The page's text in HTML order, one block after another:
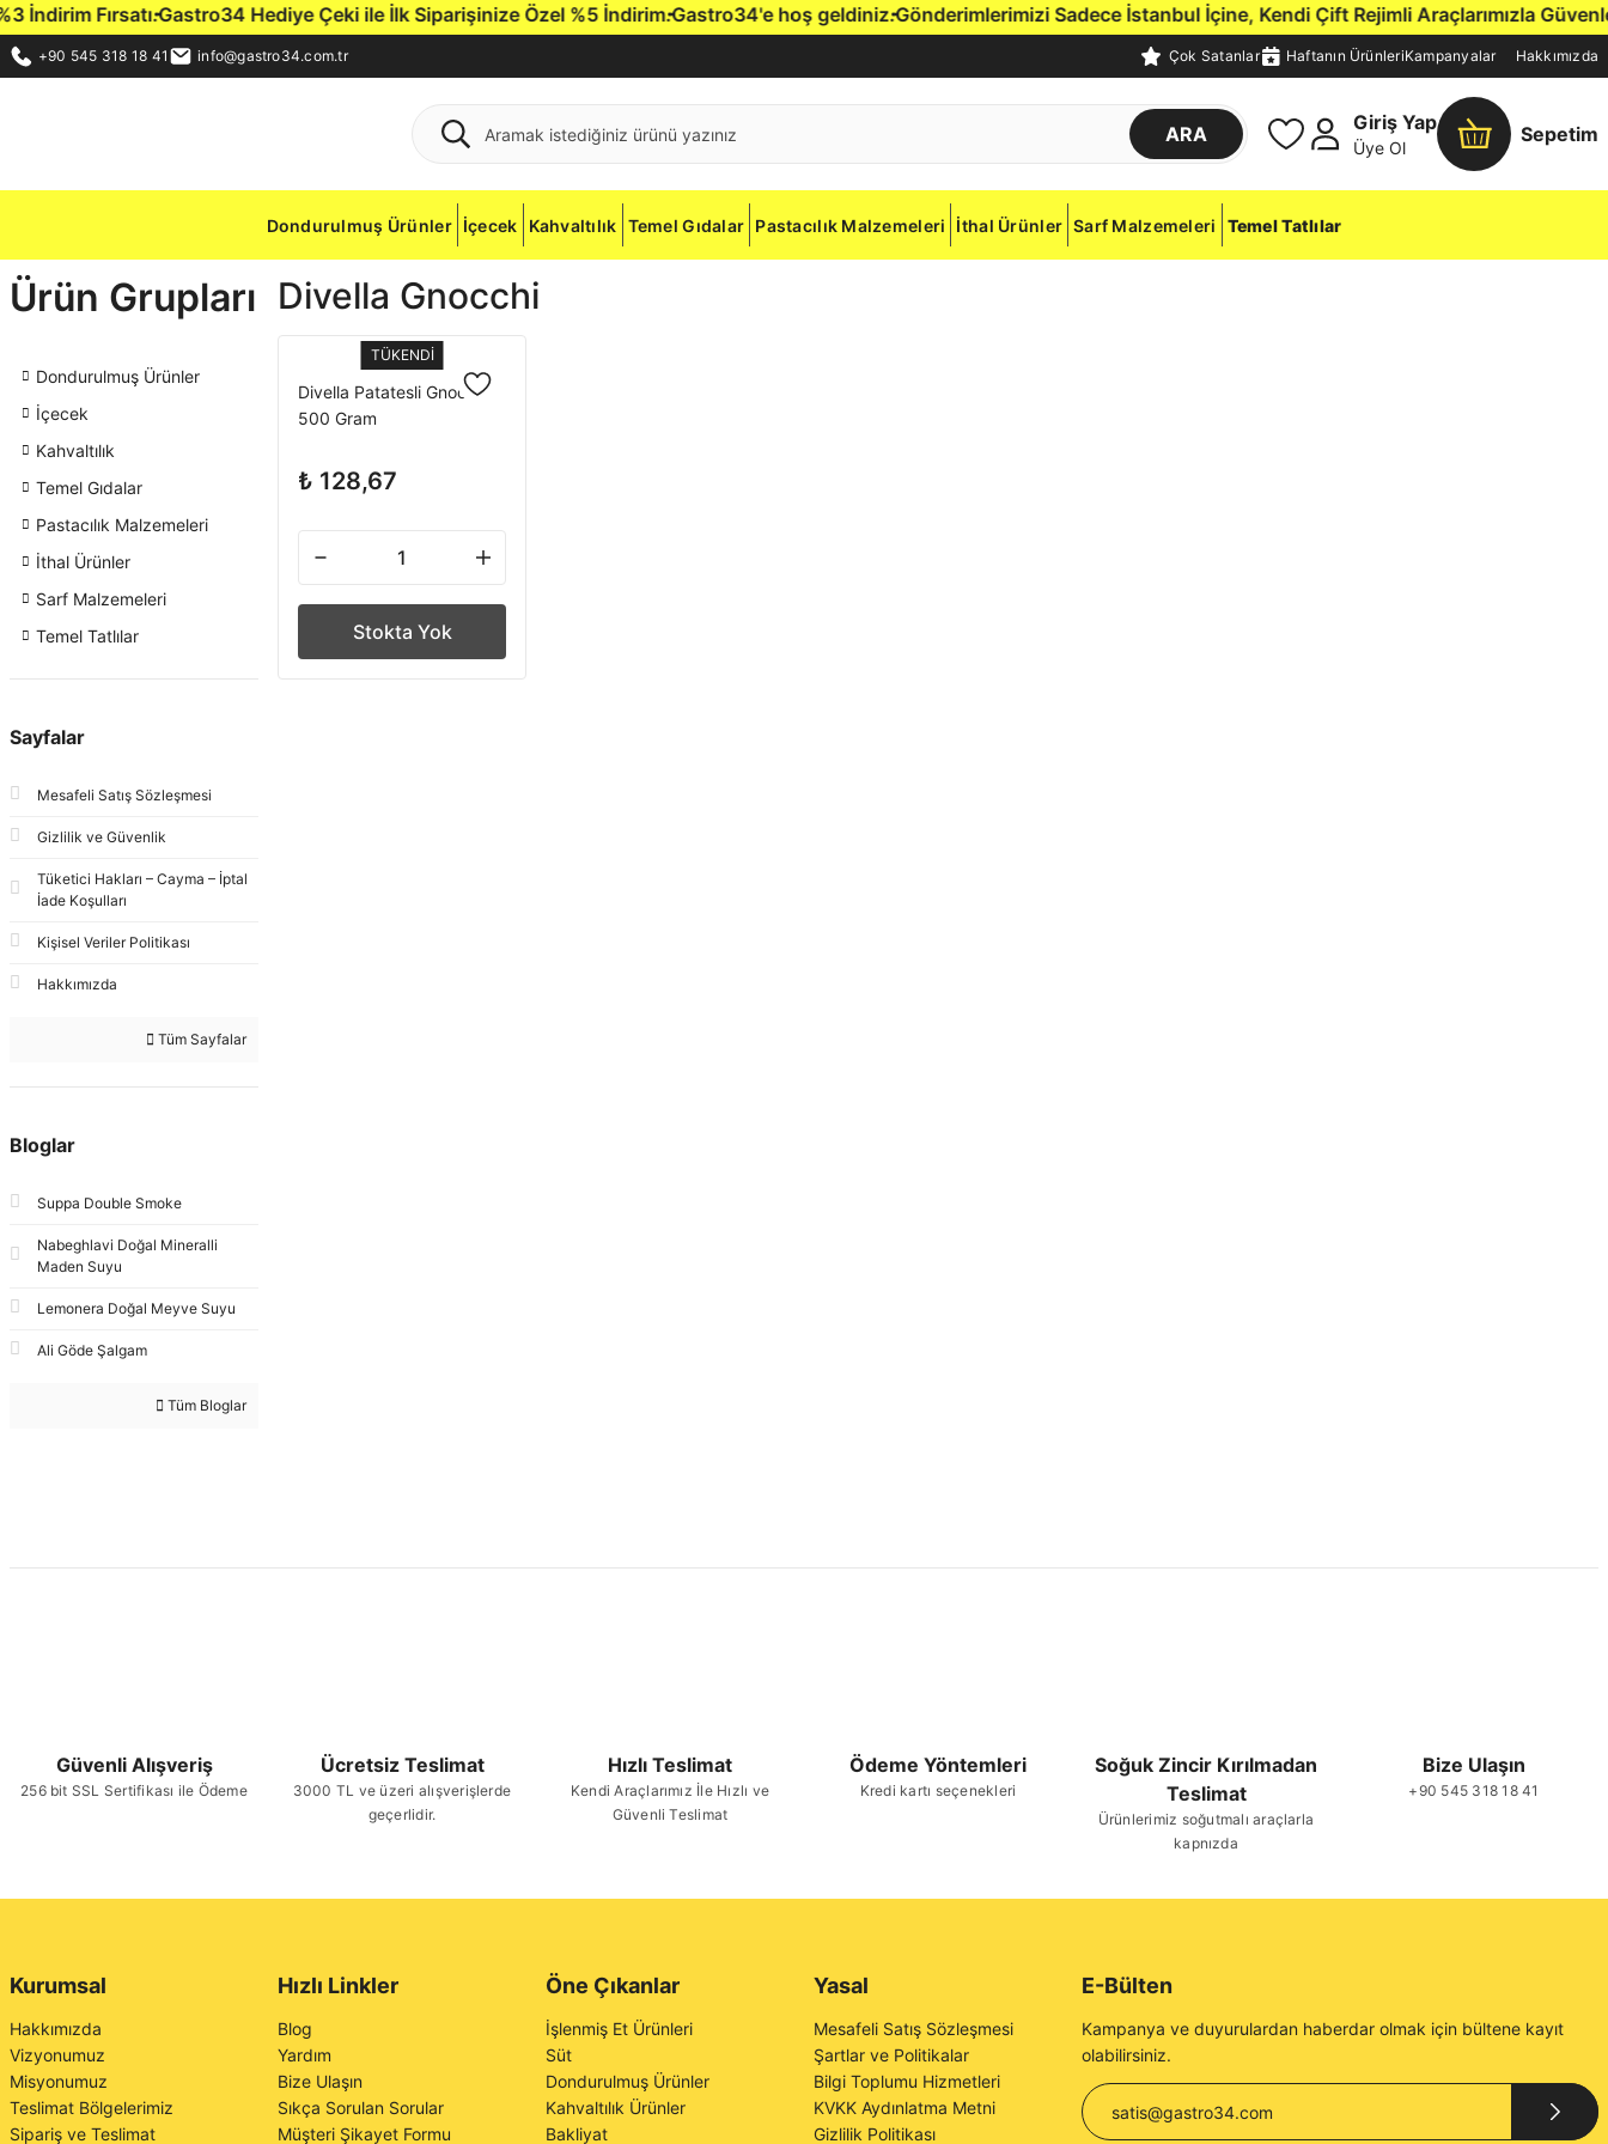
Fırsatı.Gastro34 Hediye Çeki ile İlk Siparişinize Özel %5 İndirim.Gastro34'e hoş geldiniz.Gönderimlerimizi Sadece İstanbul İçine, Kendi Çift Rejimli Araçlarımızla Güvenle
+90 545 318 18 41 info@gastro34.com.tr Çok Satanlar Haftanın ÜrünleriKampanyalar Hakkımızda
ARA
Giriş Yap
Üye Ol
Sepetim
Dondurulmuş Ürünler İçecek Kahvaltılık Temel Gıdalar Pastacılık Malzemeleri İthal Ürünler Sarf Malzemeleri Temel Tatlılar
Ürün Grupları
Dondurulmuş Ürünler
İçecek
Kahvaltılık
Temel Gıdalar
Pastacılık Malzemeleri
İthal Ürünler
Sarf Malzemeleri
Temel Tatlılar
Sayfalar
Mesafeli Satış Sözleşmesi
Gizlilik ve Güvenlik
Tüketici Hakları – Cayma – İptal
İade Koşulları
Kişisel Veriler Politikası
Hakkımızda
Tüm Sayfalar
Bloglar
Suppa Double Smoke
Nabeghlavi Doğal Mineralli
Maden Suyu
Lemonera Doğal Meyve Suyu
Ali Göde Şalgam
Tüm Bloglar
Divella Gnocchi
TÜKENDİ
Divella Patatesli Gnocchi
500 Gram
₺ 128,67
Stokta Yok
Güvenli Alışveriş
256 bit SSL Sertifikası ile Ödeme
Ücretsiz Teslimat
3000 TL ve üzeri alışverişlerde
geçerlidir.
Hızlı Teslimat
Kendi Araçlarımız İle Hızlı ve
Güvenli Teslimat
Ödeme Yöntemleri
Kredi kartı seçenekleri
Soğuk Zincir Kırılmadan
Teslimat
Ürünlerimiz soğutmalı araçlarla
kapnızda
Bize Ulaşın
+90 545 318 18 41
Kurumsal
Hakkımızda
Vizyonumuz
Misyonumuz
Teslimat Bölgelerimiz
Sipariş ve Teslimat
Hızlı Linkler
Blog
Yardım
Bize Ulaşın
Sıkça Sorulan Sorular
Müşteri Şikayet Formu
Öne Çıkanlar
İşlenmiş Et Ürünleri
Süt
Dondurulmuş Ürünler
Kahvaltılık Ürünler
Bakliyat
Yasal
Mesafeli Satış Sözleşmesi
Şartlar ve Politikalar
Bilgi Toplumu Hizmetleri
KVKK Aydınlatma Metni
Gizlilik Politikası
E-Bülten
Kampanya ve duyurulardan haberdar olmak için bültene kayıt
olabilirsiniz.